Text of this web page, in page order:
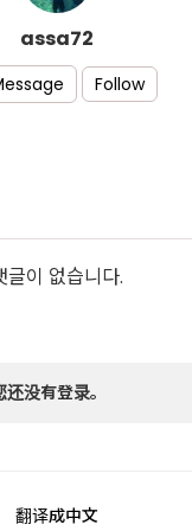
assa72
Follow
글이 없습니다.
还没有登录。
翻译成中文